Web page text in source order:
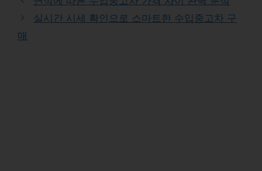
실시간 시세 확인으로 스마트한 수입중고차 구
매